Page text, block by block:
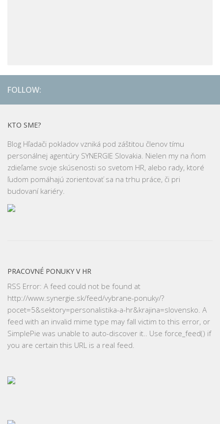
FOLLOW:
KTO SME?
Blog Hľadači pokladov vzniká pod záštitou členov tímu
personálnej agentúry SYNERGIE Slovakia. Nielen my na ňom
zdieľame svoje skúsenosti so svetom HR, alebo rady, ktoré
ľudom pomáhajú zorientovať sa na trhu práce, či pri
budovaní kariéry.
PRACOVNÉ PONUKY V HR
RSS Error: A feed could not be found at
http://www.synergie.sk/feed/vybrane-ponuky/?
pocet=5&sektory=personalistika-a-hr&krajina=slovensko. A
feed with an invalid mime type may fall victim to this error, or
SimplePie was unable to auto-discover it.. Use force_feed() if
you are certain this URL is a real feed.